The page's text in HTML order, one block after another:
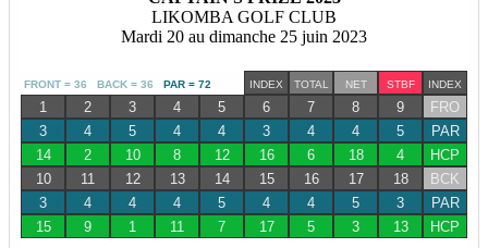
LIKOMBA GOLF CLUB
Mardi 20 au dimanche 25 juin 2023
FRONT = 36 BACK = 36 PAR = 72 INDEX TOTAL NET STBF INDEX
1 2 3 4 5 6 7 8 9
FRO
3
4 5 4 4 3 4 4 5
PAR
14
2 10 8 12 16 6 18 4
HCP
10
11 12 13 14 15 16 17 18
BCK
3
4 4 4 5 4 4 5 3
PAR
15
9 1 11 7 17 5 3 13 HCP